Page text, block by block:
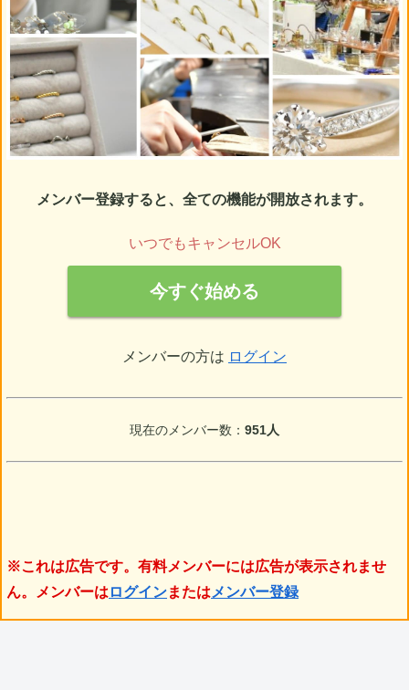
メンバー登録すると、全ての機能が開放されます。
いつでもキャンセルOK
今すぐ始める
メンバーの方は ログイン
現在のメンバー数： 951人
※これは広告です。有料メンバーには広告が表示されませ
ん。メンバーは ログインまたは メンバー登録